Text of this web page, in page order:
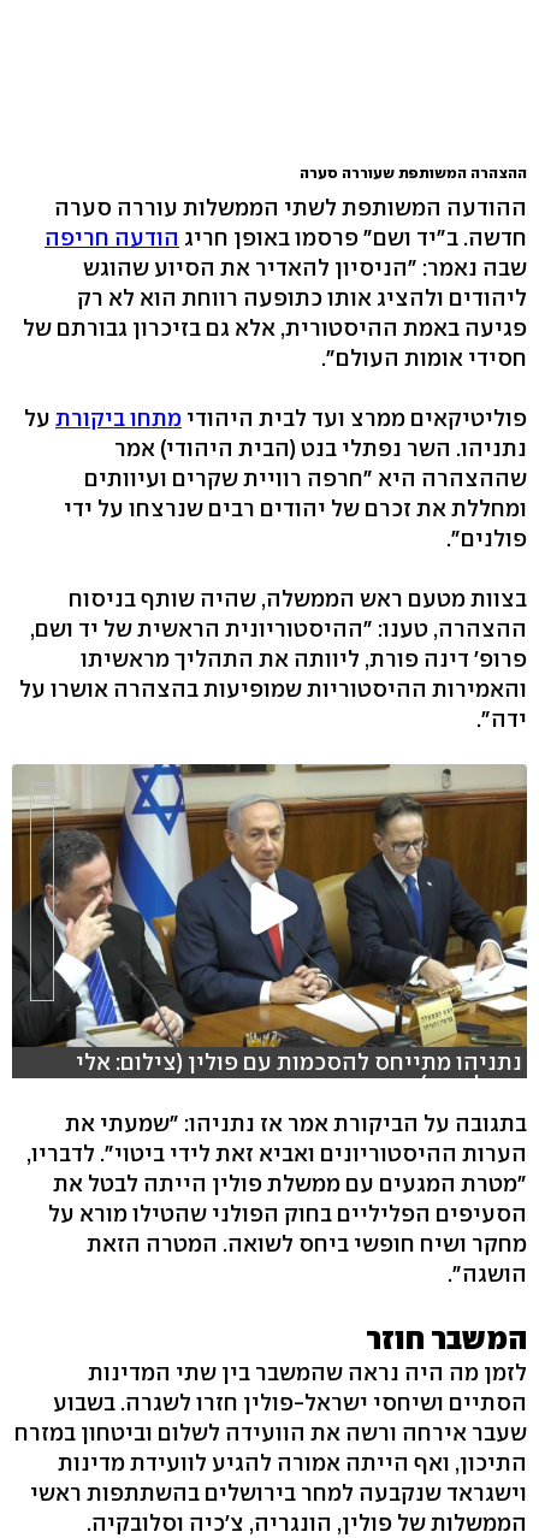
ההצהרה המשותפת שעוררה סערה
ההודעה המשותפת לשתי הממשלות עוררה סערה
חדשה. ב"יד ושם" פרסמו באופן חריג הודעה חריפה
שבה נאמר: "הניסיון להאדיר את הסיוע שהוגש
ליהודים ולהציג אותו כתופעה רווחת הוא לא רק
פגיעה באמת ההיסטורית, אלא גם בזיכרון גבורתם של
חסידי אומות העולם".
פוליטיקאים ממרצ ועד לבית היהודי מתחו ביקורת על
נתניהו. השר נפתלי בנט (הבית היהודי) אמר
שההצהרה היא "חרפה רוויית שקרים ועיוותים
ומחללת את זכרם של יהודים רבים שנרצחו על ידי
פולנים".
בצוות מטעם ראש הממשלה, שהיה שותף בניסוח
ההצהרה, טענו: "ההיסטוריונית הראשית של יד ושם,
פרופ' דינה פורת, ליוותה את התהליך מראשיתו
והאמירות ההיסטוריות שמופיעות בהצהרה אושרו על
ידה".
נתניהו מתייחס להסכמות עם פולין (צילום: אלי
מנדלבאום)
בתגובה על הביקורת אמר אז נתניהו: "שמעתי את
הערות ההיסטוריונים ואביא זאת לידי ביטוי". לדבריו,
"מטרת המגעים עם ממשלת פולין הייתה לבטל את
הסעיפים הפליליים בחוק הפולני שהטילו מורא על
מחקר ושיח חופשי ביחס לשואה. המטרה הזאת
הושגה".
המשבר חוזר
לזמן מה היה נראה שהמשבר בין שתי המדינות
הסתיים ושיחסי ישראל-פולין חזרו לשגרה. בשבוע
שעבר אירחה ורשה את הוועידה לשלום וביטחון במזרח
התיכון, ואף הייתה אמורה להגיע לוועידת מדינות
וישגראד שנקבעה למחר בירושלים בהשתתפות ראשי
הממשלות של פולין, הונגריה, צ'כיה וסלובקיה.